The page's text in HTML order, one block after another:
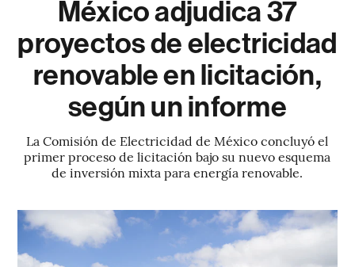
México adjudica 37
proyectos de electricidad
renovable en licitación,
según un informe
La Comisión de Electricidad de México concluyó el
primer proceso de licitación bajo su nuevo esquema
de inversión mixta para energía renovable.